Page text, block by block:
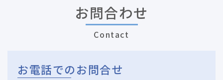
お問合わせ
Contact
お電話でのお問合せ